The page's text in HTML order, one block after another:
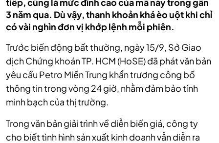
3 năm qua. Dù vậy, thanh khoản khá èo uột khi chỉ
có vài nghìn đơn vị khớp lệnh mỗi phiên.
Trước biến động bất thường, ngày 15/9, Sở Giao
dịch Chứng khoán TP. HCM (HoSE) đã phát văn bản
yêu cầu Petro Miền Trung khẩn trương công bố
thông tin trong vòng 24 giờ, nhằm đảm bảo tính
minh bạch của thị trường.
Trong văn bản giải trình về diễn biến giá, công ty
cho biết tình hình sản xuất kinh doanh vẫn diễn ra